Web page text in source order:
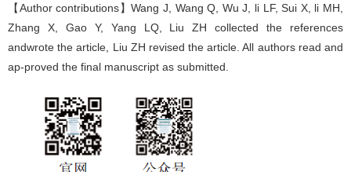
【Author contributions】Wang J, Wang Q, Wu J, li LF, Sui X, li MH,
Zhang X, Gao Y, Yang LQ, Liu ZH collected the references
andwrote the article, Liu ZH revised the article. All authors read and
ap-proved the final manuscript as submitted.